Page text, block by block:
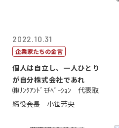
2022.10.31
企業家たちの金言
個人は自立し、一人ひとり
が自分株式会社であれ
㈱ﾘﾝｸｱﾝﾄﾞﾓﾁﾍﾞｰｼｮﾝ 代表取
締役会長 小笹芳央